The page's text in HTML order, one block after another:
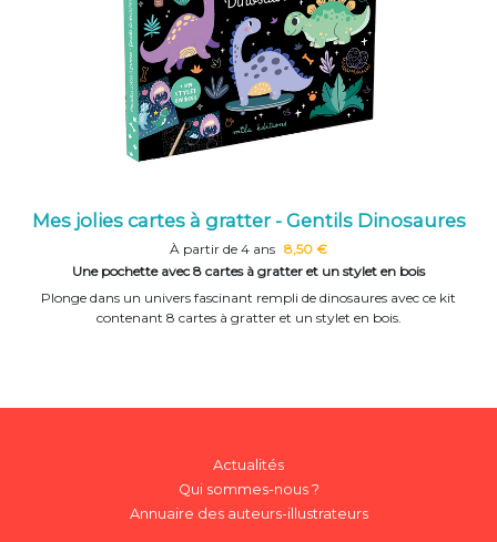
Mes jolies cartes à gratter - Gentils Dinosaures
À partir de 4 ans 8,50 €
Une pochette avec 8 cartes à gratter et un stylet en bois
Plonge dans un univers fascinant rempli de dinosaures avec ce kit
contenant 8 cartes à gratter et un stylet en bois.
Actualités
Qui sommes-nous ?
Annuaire des auteurs-illustrateurs